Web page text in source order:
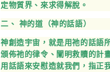
定物質界、來求得解脫。
二、 神的道（神的話語）
神創造宇宙，就是用祂的話語
頒佈祂的律令、闡明救贖的計
用話語來安慰造就我們，指正